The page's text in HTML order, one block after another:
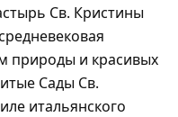
Св. Кристины
природы и красивых
Сады Св.
итальянского